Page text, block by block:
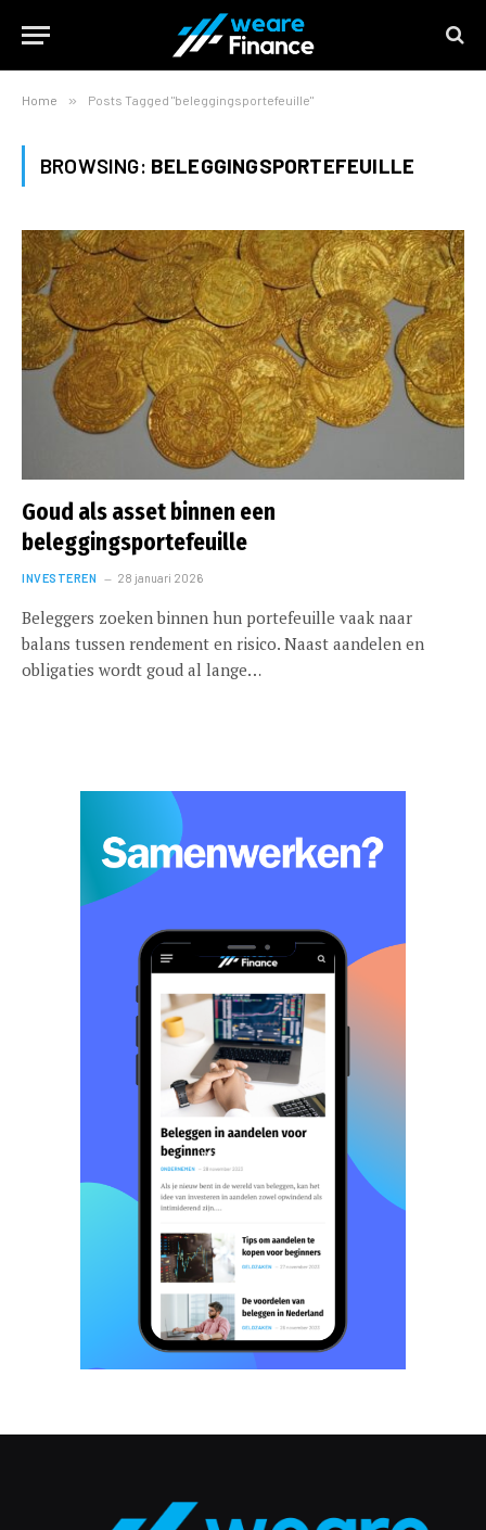
Home » Posts Tagged "beleggingsportefeuille"
BROWSING: BELEGGINGSPORTEFEUILLE
Goud als asset binnen een
beleggingsportefeuille
INVESTEREN 28 januari 2026
Beleggers zoeken binnen hun portefeuille vaak naar
balans tussen rendement en risico. Naast aandelen en
obligaties wordt goud al lange…